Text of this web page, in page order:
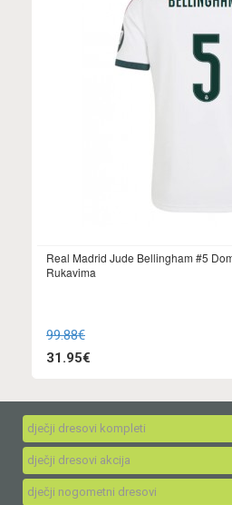
Real Madrid Jude Bellingham #5
Rukavima
99.88€
31.95€
dječji dresovi kompleti
dječji dresovi akcija
dječji nogometni dresovi